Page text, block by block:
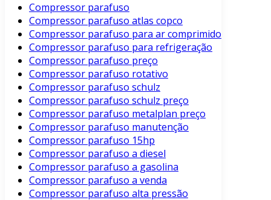
Compressor parafuso
Compressor parafuso atlas copco
Compressor parafuso para ar comprimido
Compressor parafuso para refrigeração
Compressor parafuso preço
Compressor parafuso rotativo
Compressor parafuso schulz
Compressor parafuso schulz preço
Compressor parafuso metalplan preço
Compressor parafuso manutenção
Compressor parafuso 15hp
Compressor parafuso a diesel
Compressor parafuso a gasolina
Compressor parafuso a venda
Compressor parafuso alta pressão